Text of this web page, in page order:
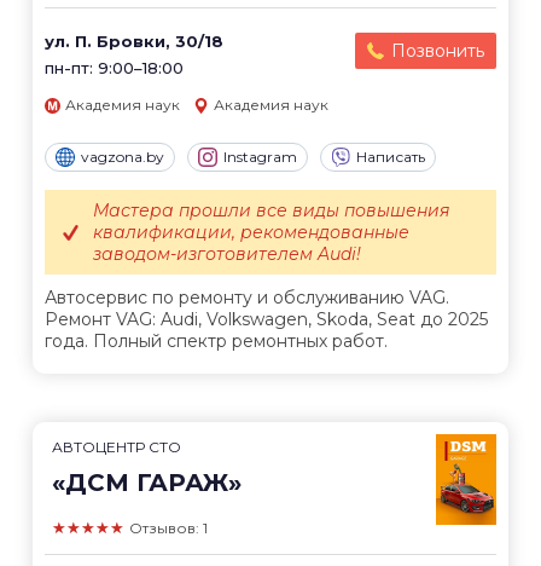
ул. П. Бровки, 30/18
пн-пт: 9:00–18:00
Позвонить
Академия наук Академия наук
vagzona.by Instagram Написать
Автосервис по ремонту и обслуживанию VAG.
Ремонт VAG: Audi, Volkswagen, Skoda, Seat до 2025
года. Полный спектр ремонтных работ.
Мастера прошли все виды повышения
квалификации, рекомендованные
заводом-изготовителем Audi!
АВТОЦЕНТР СТО
«ДСМ ГАРАЖ»
★★★★★ Отзывов: 1